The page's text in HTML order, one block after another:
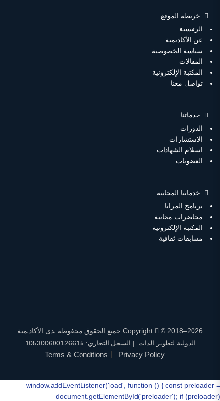
خريطة الموقع
الرئيسية
عن الأكاديمية
سياسة الخصوصية
المقالات
المكتبة الإلكترونية
تواصل معنا
خدماتنا
الدورات
الاستشارات
استلام الشهادات
العضويات
خدماتنا المجانية
برنامج المرايا
محاضرات مجانية
المكتبة الإلكترونية
مسابقات ثقافية
Copyright © 2018–2026 جميع الحقوق محفوظة لدى الأكاديمية
الدولية لتطوير الذات. | السجل التجاري: 105300600126615
Privacy Policy
Terms & Conditions
window.addEventListener('load', function () { const preloader =
document.getElementById('preloader'); if (preloader)